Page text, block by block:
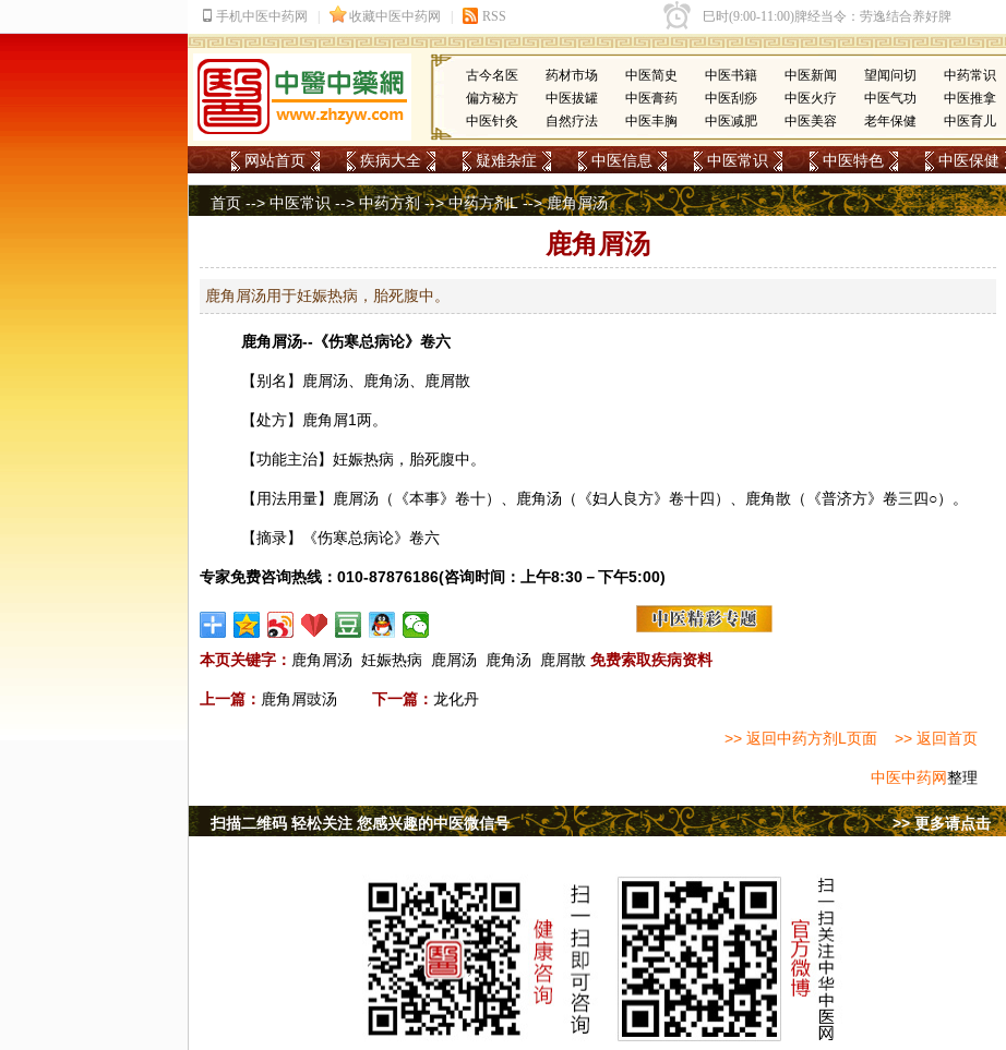
古今名医 药材市场 中医简史 中医书籍 中医新闻 望闻问切 中药常识
偏方秘方
中医拔罐 中医膏药 中医刮痧 中医火疗 中医气功 中医推拿
中医针灸
自然疗法 中医丰胸 中医减肥 中医美容 老年保健 中医育儿
网站首页 疾病大全 疑难杂症 中医信息 中医常识 中医特色 中医保健
首页 -->中医常识 -->中药方剂-->中药方剂L--> 鹿角屑汤
鹿角屑汤
鹿角屑汤用于妊娠热病，胎死腹中。
鹿角屑汤--《伤寒总病论》卷六
【别名】鹿屑汤、鹿角汤、鹿屑散
【处方】鹿角屑1两。
【功能主治】妊娠热病，胎死腹中。
【用法用量】鹿屑汤（《本事》卷十）、鹿角汤（《妇人良方》卷十四）、鹿角散（《普济方》卷三四○）。
【摘录】《伤寒总病论》卷六
专家免费咨询热线：010-87876186(咨询时间：上午8:30－下午5:00)
本页关键字： 鹿角屑汤 妊娠热病 鹿屑汤 鹿角汤 鹿屑散 免费索取疾病资料
上一篇： 鹿角屑豉汤 下一篇： 龙化丹
>> 返回中药方剂L页面 >> 返回首页
中医中药网整理
>> 更多请点击
扫描二维码 轻松关注 您感兴趣的中医微信号